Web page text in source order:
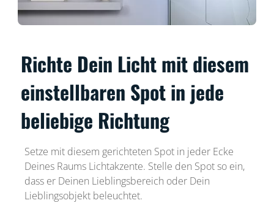
Richte Dein Licht mit diesem
einstellbaren Spot in jede
beliebige Richtung
Setze mit diesem gerichteten Spot in jeder Ecke
Deines Raums Lichtakzente. Stelle den Spot so ein,
dass er Deinen Lieblingsbereich oder Dein
Lieblingsobjekt beleuchtet.